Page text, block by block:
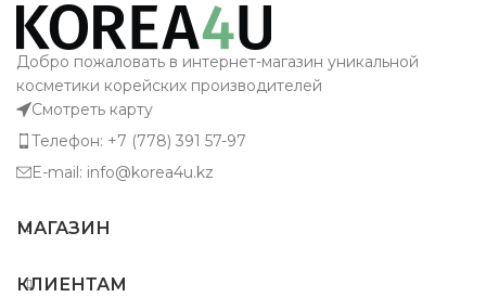
Добро пожаловать в интернет-магазин уникальной
косметики корейских производителей
Смотреть карту
Телефон: +7 (778) 391 57-97
E-mail: info@korea4u.kz
МАГАЗИН
КЛИЕНТАМ